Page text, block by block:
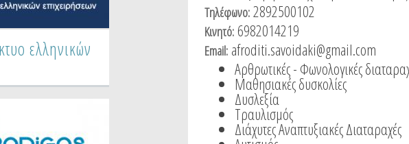
Τηλέφωνο:2892500102
Κινητό: 6982014219
Email: afroditi.savoidaki@gmail.com
Αρθρωτικές - Φωνολογικές
Μαθησιακές δυσκολίες
Δυσλεξία
Τραυλισμός
Διάχυτες Αναπτυξιακές Διαταραχές
ελληνικών